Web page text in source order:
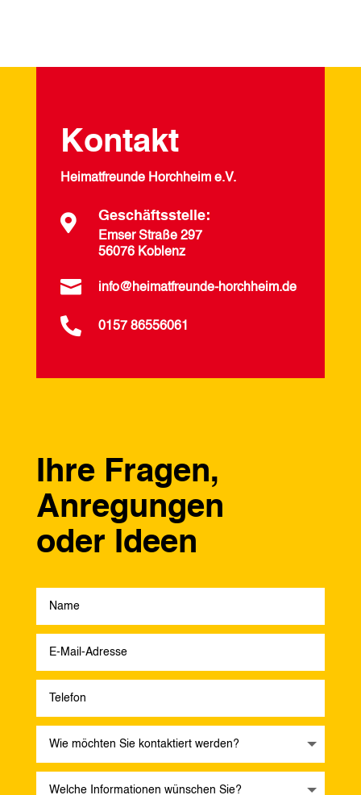
Kontakt
Heimatfreunde Horchheim e.V.
 Geschäftsstelle:
Emser Straße 297
56076 Koblenz
 info@heimatfreunde-horchheim.de
 0157 86556061
Ihre Fragen,
Anregungen
oder Ideen